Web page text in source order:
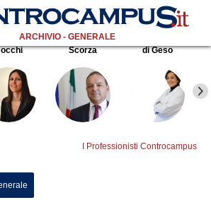
ARCHIVIO - GENERALE
Scorza di Geso
I Professionisti Controcampus